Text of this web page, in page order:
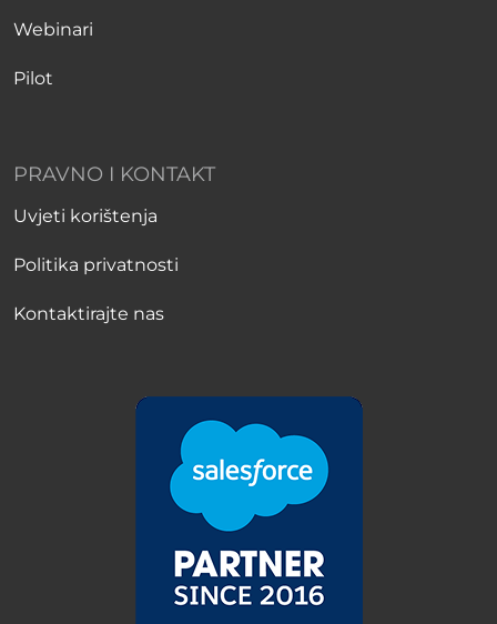
Webinari
Pilot
PRAVNO I KONTAKT
Uvjeti korištenja
Politika privatnosti
Kontaktirajte nas